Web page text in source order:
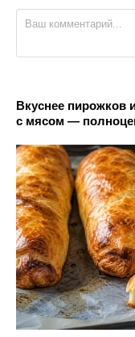
Вкуснее
с мясом —